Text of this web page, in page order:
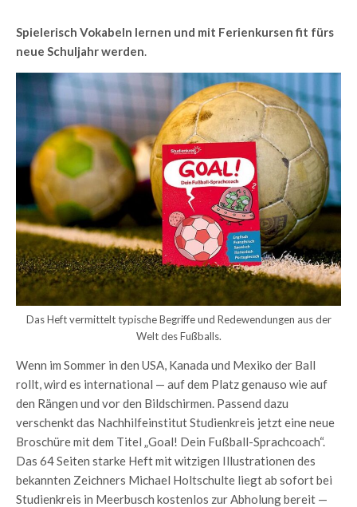
Spielerisch Vokabeln lernen und mit Ferienkursen fit fürs
neue Schuljahr werden.
Das Heft vermittelt typische Begriffe und Redewendungen aus der
Welt des Fußballs.
Wenn im Sommer in den USA, Kanada und Mexiko der Ball
rollt, wird es international — auf dem Platz genauso wie auf
den Rängen und vor den Bildschirmen. Passend dazu
verschenkt das Nachhilfeinstitut Studienkreis jetzt eine neue
Broschüre mit dem Titel „Goal! Dein Fußball-Sprachcoach“.
Das 64 Seiten starke Heft mit witzigen Illustrationen des
bekannten Zeichners Michael Holtschulte liegt ab sofort bei
Studienkreis in Meerbusch kostenlos zur Abholung bereit —